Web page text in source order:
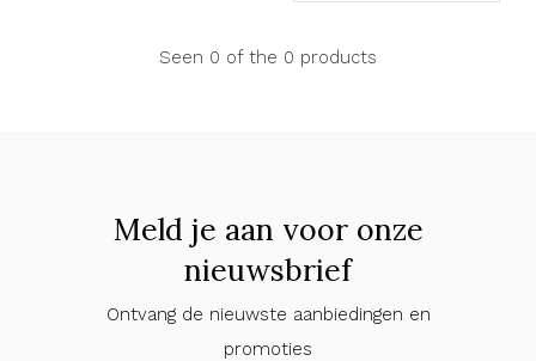
Seen 0 of the 0 products
Meld je aan voor onze
nieuwsbrief
Ontvang de nieuwste aanbiedingen en
promoties